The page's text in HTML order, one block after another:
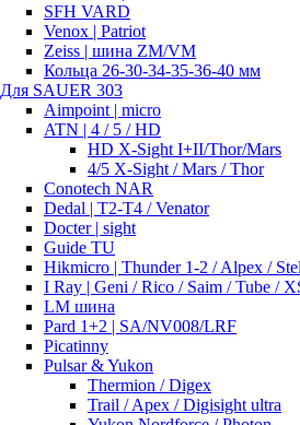
SFH VARD
Venox | Patriot
Zeiss | шина ZM/VM
Кольца 26-30-34-35-36-40 мм
Для SAUER 303
Aimpoint | micro
ATN | 4 / 5 / HD
HD X-Sight I+II/Thor/Mars
4/5 X-Sight / Mars / Thor
Conotech NAR
Dedal | T2-T4 / Venator
Docter | sight
Guide TU
Hikmicro | Thunder 1-2 / Alpex /
I Ray | Geni / Rico / Saim / Tube /
LM шина
Pard 1+2 | SA/NV008/LRF
Picatinny
Pulsar & Yukon
Thermion / Digex
Trail / Apex / Digisight ultra